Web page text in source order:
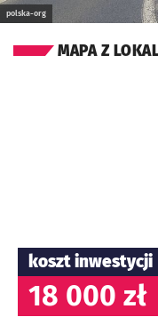
polska-org
MAPA Z
koszt inwestycji
18 000 zł